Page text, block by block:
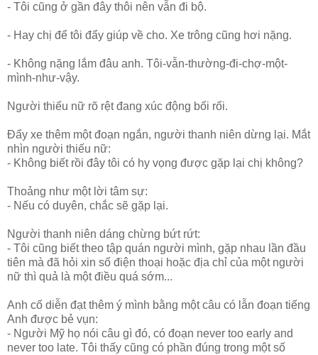
- Tôi cũng ở gần đây thôi nên vẫn đi bộ.
- Hay chị để tôi đẩy giúp về cho. Xe trông cũng hơi nặng.
- Không nặng lắm đâu anh. Tôi-vẫn-thường-đi-chợ-một-
mình-như-vậy.
Người thiếu nữ rõ rệt đang xúc động bối rối.
Đẩy xe thêm một đoạn ngắn, người thanh niên dừng lại. Mắt
nhìn người thiếu nữ:
- Không biết rồi đây tôi có hy vọng được gặp lại chị không?
Thoảng như một lời tâm sự:
- Nếu có duyên, chắc sẽ gặp lại.
Người thanh niên dáng chừng bứt rứt:
- Tôi cũng biết theo tập quán người mình, gặp nhau lần đầu
tiên mà đã hỏi xin số điện thoại hoặc địa chỉ của một người
nữ thì quả là một điều quá sớm...
Anh cố diễn đạt thêm ý mình bằng một câu có lẫn đoạn tiếng
Anh được bẻ vụn:
- Người Mỹ họ nói câu gì đó, có đoạn never too early and
never too late. Tôi thấy cũng có phần đúng trong một số